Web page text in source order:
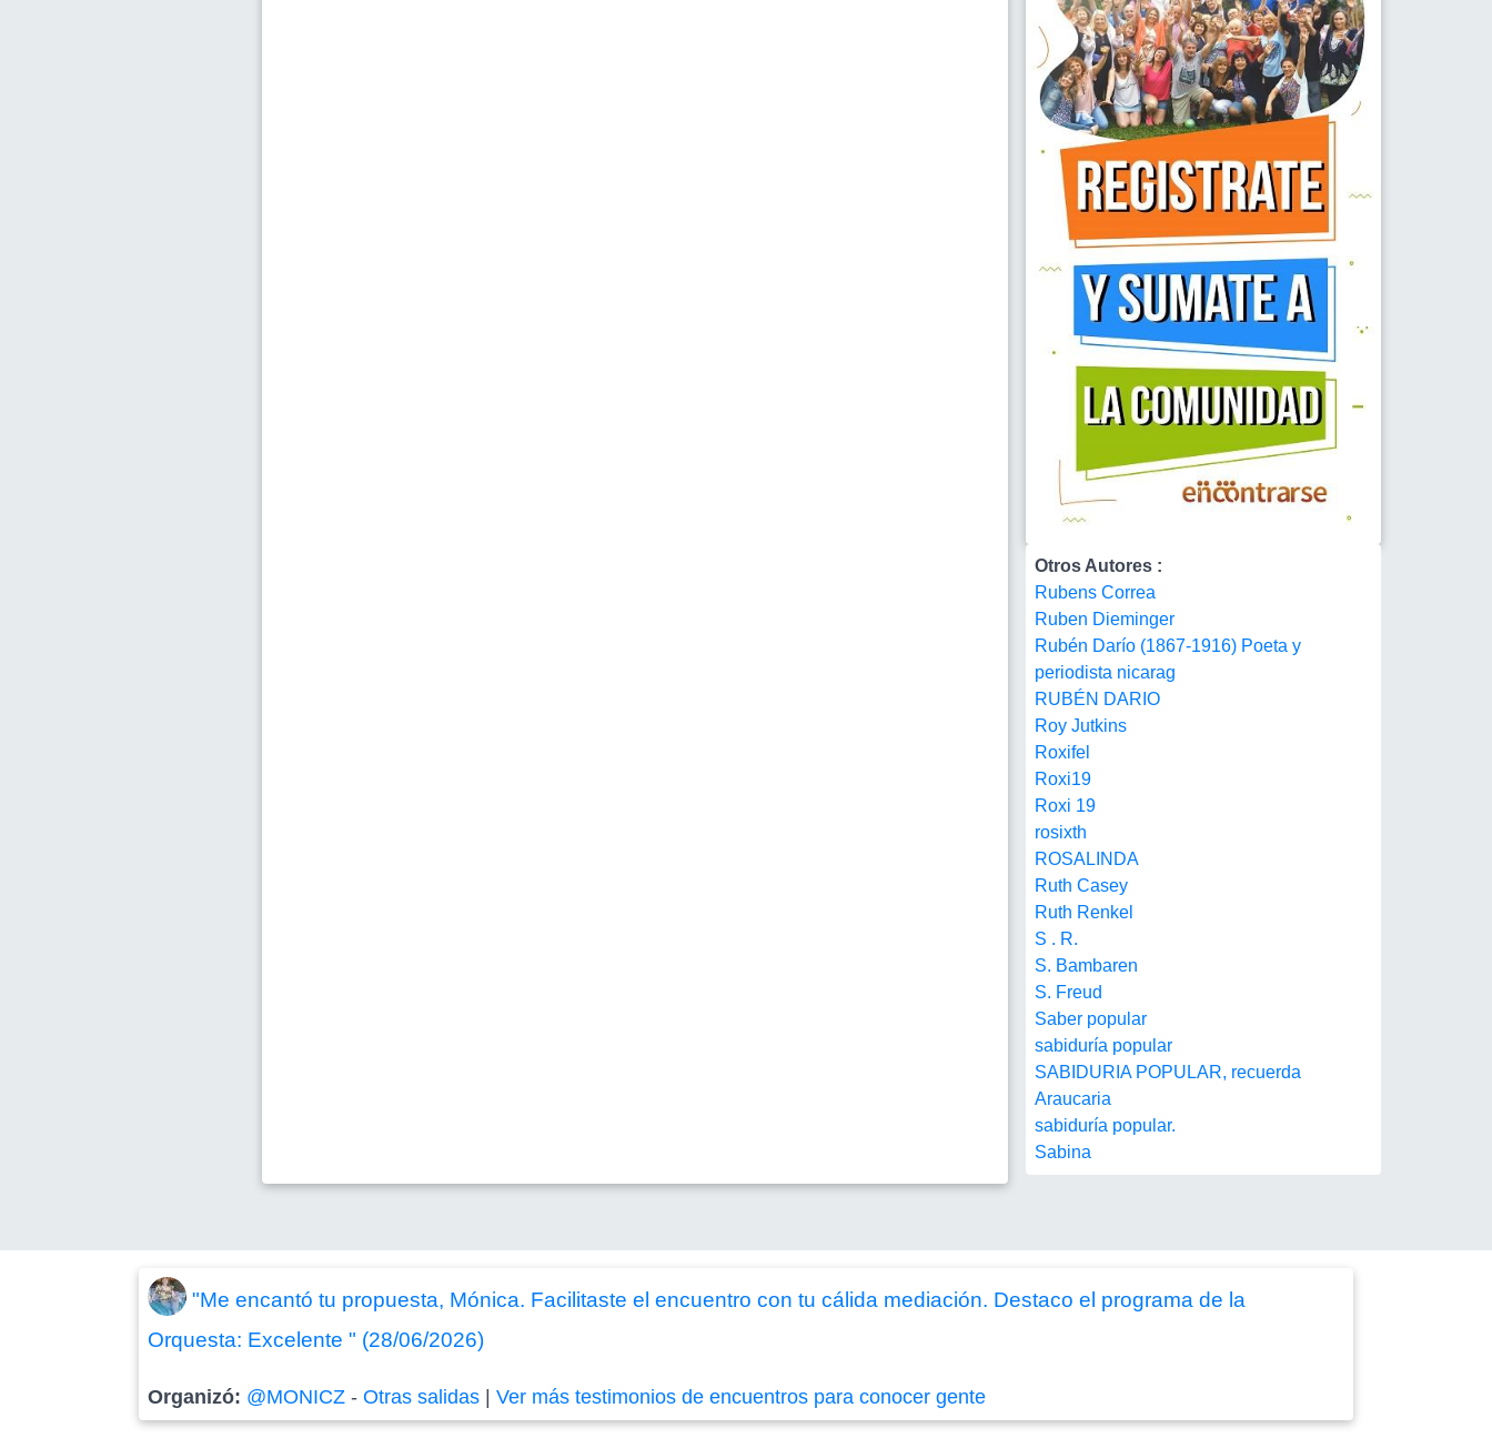
Otros Autores :
Rubens Correa
Ruben Dieminger
Rubén Darío (1867-1916) Poeta y
periodista nicarag
RUBÉN DARIO
Roy Jutkins
Roxifel
Roxi19
Roxi 19
rosixth
ROSALINDA
Ruth Casey
Ruth Renkel
S . R.
S. Bambaren
S. Freud
Saber popular
sabiduría popular
SABIDURIA POPULAR, recuerda
Araucaria
sabiduría popular.
Sabina
"Me encantó tu propuesta, Mónica. Facilitaste el encuentro con tu cálida mediación. Destaco el programa de la
Orquesta: Excelente " (28/06/2026)
Organizó: @MONICZ -Otras salidas |Ver más testimonios de encuentros para conocer gente